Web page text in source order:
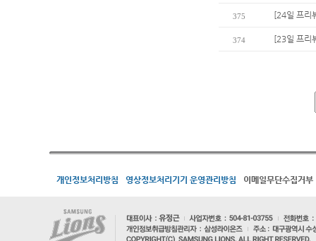
375 [24일 프리
374 [23일 프리
개인정보처리방침 영상정보처리기기 운영관리방침 이메일무단수집거부